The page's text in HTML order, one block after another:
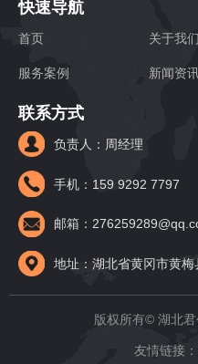
快速导航
首页 关于我们
服务案例 新闻资
联系方式
负责人：周经理
手机：159 9292 7797
邮箱：
地址：湖北省黄冈市黄
版权所有© 湖北
友情链接：